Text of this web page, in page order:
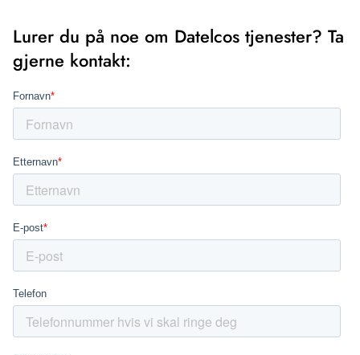
Lurer du på noe om Datelcos tjenester? Ta
gjerne kontakt: